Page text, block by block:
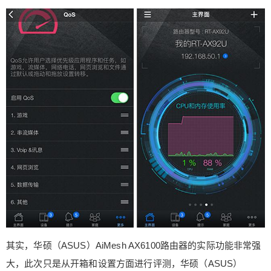
其实，华硕（ASUS）AiMesh AX6100路由器的实际功能非常强
大，此次只是从开箱和设置方面进行评测，华硕（ASUS）